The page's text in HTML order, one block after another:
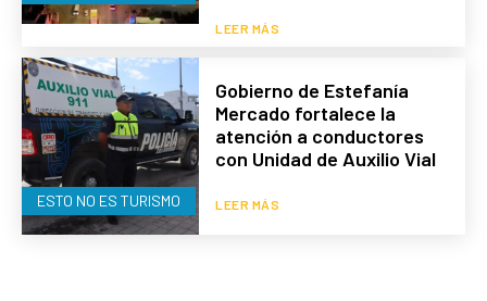
LEER MÁS
ESTO NO ES TURISMO
Gobierno de Estefanía
Mercado fortalece la
atención a conductores
con Unidad de Auxilio Vial
LEER MÁS